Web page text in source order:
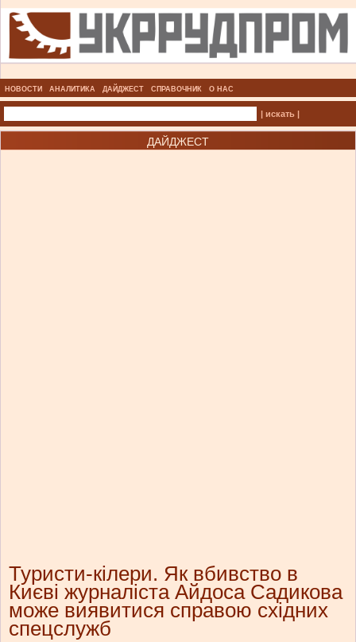
НОВОСТИ АНАЛИТИКА ДАЙДЖЕСТ СПРАВОЧНИК О НАС
| искать |
ДАЙДЖЕСТ
Туристи-кілери. Як вбивство в
Києві журналіста Айдоса Садикова
може виявитися справою східних
спецслужб